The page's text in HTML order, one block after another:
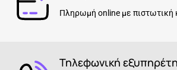
Πληρωμή online με πιστωτική
Τηλεφωνική